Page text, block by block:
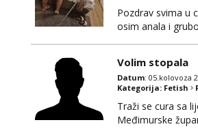
Pozdrav svima u
osim anala i
Volim stopala
Datum: 05.kolovoza
Kategorija: Fetish
Traži se cura sa
Međimurske